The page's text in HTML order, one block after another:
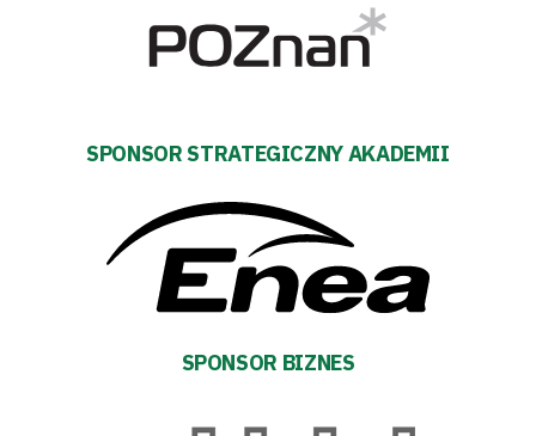
Aktualności
Fundacja
SPONSOR STRATEGICZNY AKADEMII
SPONSOR BIZNES